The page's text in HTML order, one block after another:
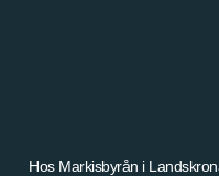
Hos Markisbyrån i